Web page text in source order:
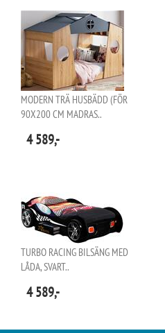
MODERN TRÄ HUSBÄDD (FÖR
90X200 CM MADRAS..
4 589,-
TURBO RACING BILSÄNG MED
LÅDA, SVART..
4 589,-